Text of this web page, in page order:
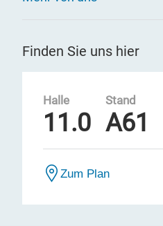
Finden Sie uns hier
Halle
11.0
Stand
A61
Zum Plan